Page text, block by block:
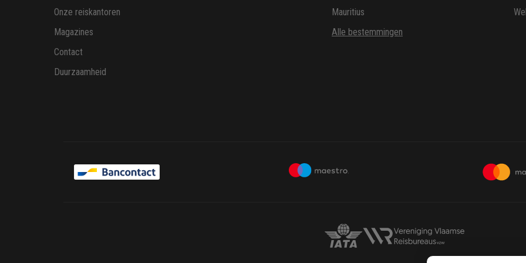
Onze reiskantoren
Magazines
Contact
Duurzaamheid
Mauritius
Alle bestemmingen